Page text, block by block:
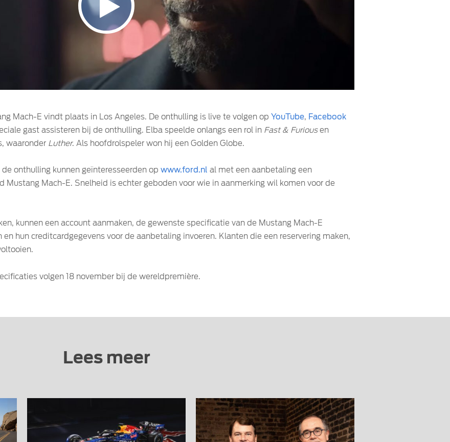
Mach-E vindt plaats in Los Angeles. De onthulling is live te volgen op YouTube, Facebook
gast assisteren bij de onthulling. Elba speelde onlangs een rol in Fast & Furiousen
waaronder Luther. Als hoofdrolspeler won hij een Golden Globe.
onthulling kunnen geïnteresseerden op www.ford.nl al met een aanbetaling een
Mustang Mach-E. Snelheid is echter geboden voor wie in aanmerking wil komen voor de
kunnen een account aanmaken, de gewenste specificatie van de Mustang Mach-E
hun creditcardgegevens voor de aanbetaling invoeren. Klanten die een reservering maken,
volgen 18 november bij de wereldpremière.
Lees meer